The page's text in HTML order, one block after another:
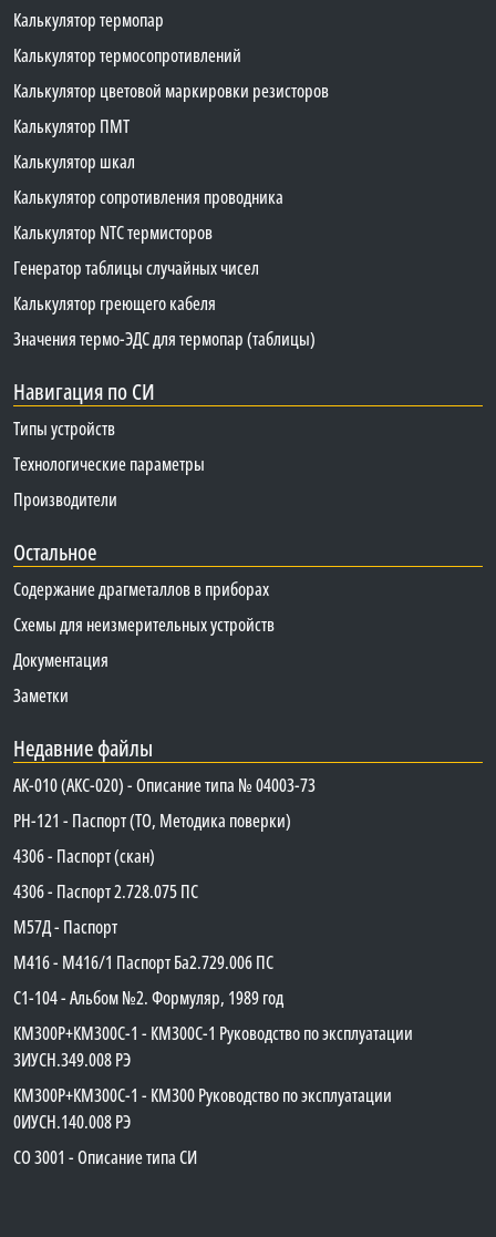
Калькулятор термопар
Калькулятор термосопротивлений
Калькулятор цветовой маркировки резисторов
Калькулятор ПМТ
Калькулятор шкал
Калькулятор сопротивления проводника
Калькулятор NTC термисторов
Генератор таблицы случайных чисел
Калькулятор греющего кабеля
Значения термо-ЭДС для термопар (таблицы)
Навигация по СИ
Типы устройств
Технологические параметры
Производители
Остальное
Содержание драгметаллов в приборах
Схемы для неизмерительных устройств
Документация
Заметки
Недавние файлы
АК-010 (АКС-020) - Описание типа № 04003-73
PH-121 - Паспорт (ТО, Методика поверки)
4306 - Паспорт (скан)
4306 - Паспорт 2.728.075 ПС
М57Д - Паспорт
М416 - М416/1 Паспорт Ба2.729.006 ПС
C1-104 - Альбом №2. Формуляр, 1989 год
КМ300Р+КМ300С-1 - КМ300C-1 Руководство по эксплуатации
3ИУСН.349.008 РЭ
КМ300Р+КМ300С-1 - КМ300 Руководство по эксплуатации
0ИУСН.140.008 РЭ
СО 3001 - Описание типа СИ